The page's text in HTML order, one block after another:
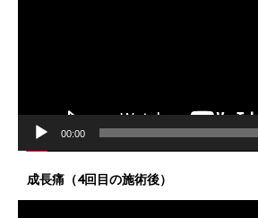
00:00
成長痛（4回目の施術後）